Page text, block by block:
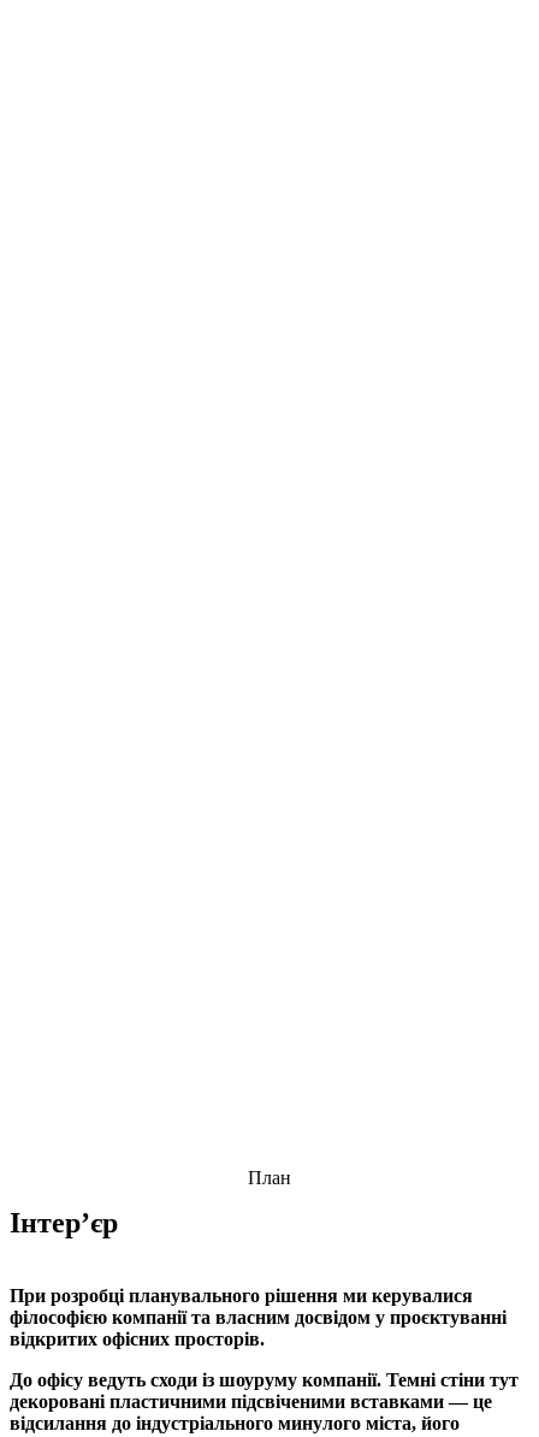
План
Інтерʼєр
При розробці планувального рішення ми керувалися
філософією компанії та власним досвідом у проєктуванні
відкритих офісних просторів.
До офісу ведуть сходи із шоуруму компанії. Темні стіни тут
декоровані пластичними підсвіченими вставками — це
відсилання до індустріального минулого міста, його